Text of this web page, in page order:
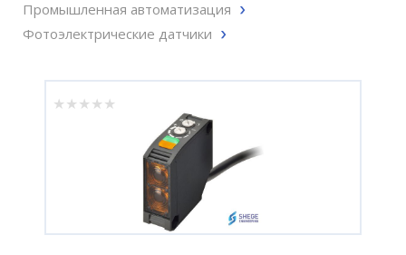
Промышленная автоматизация
Фотоэлектрические датчики